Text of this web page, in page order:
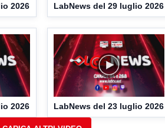
2026 LabNews del 29 luglio 2026
2026 LabNews del 23 luglio 2026